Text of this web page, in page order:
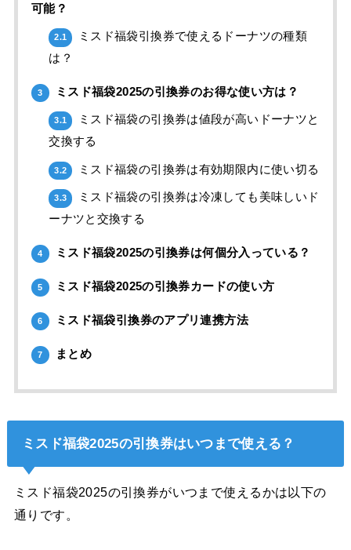
可能？
2.1
ミスド福袋引換券で使えるドーナツの種類
は？
3 ミスド福袋2025の引換券のお得な使い方は？
3.1
ミスド福袋の引換券は値段が高いドーナツと
交換する
3.2 ミスド福袋の引換券は有効期限内に使い切る
3.3
ミスド福袋の引換券は冷凍しても美味しいド
ーナツと交換する
4 ミスド福袋2025の引換券は何個分入っている？
5 ミスド福袋2025の引換券カードの使い方
6 ミスド福袋引換券のアプリ連携方法
7 まとめ
ミスド福袋2025の引換券はいつまで使える？
ミスド福袋2025の引換券がいつまで使えるかは以下の
通りです。